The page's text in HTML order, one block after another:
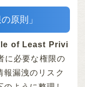
原則」
of Least Privi
に必要な権限の
漏洩のリスク